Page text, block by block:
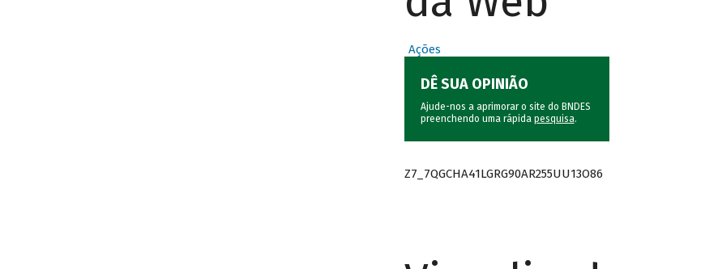
Ações
DÊ SUA OPINIÃO
Ajude-nos a aprimorar o site do BNDES
preenchendo uma rápida pesquisa.
Z7_7QGCHA41LGRG90AR255UU13O86